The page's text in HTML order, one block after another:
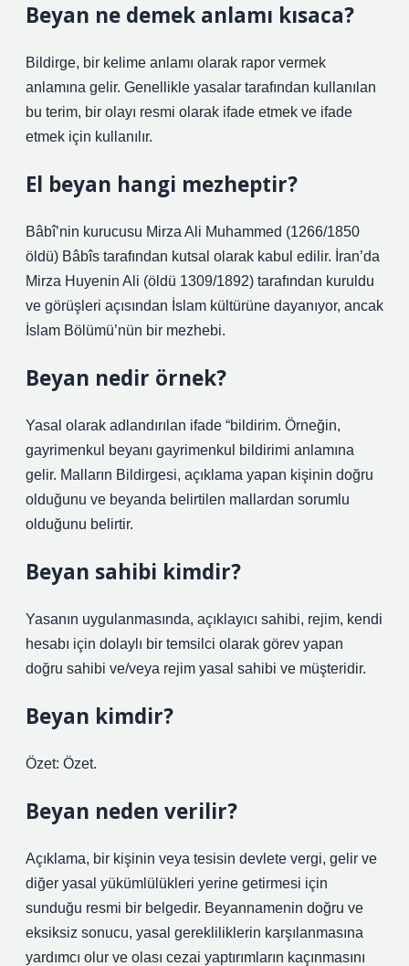
Beyan ne demek anlamı kısaca?
Bildirge, bir kelime anlamı olarak rapor vermek
anlamına gelir. Genellikle yasalar tarafından kullanılan
bu terim, bir olayı resmi olarak ifade etmek ve ifade
etmek için kullanılır.
El beyan hangi mezheptir?
Bâbî’nin kurucusu Mirza Ali Muhammed (1266/1850
öldü) Bâbîs tarafından kutsal olarak kabul edilir. İran’da
Mirza Huyenin Ali (öldü 1309/1892) tarafından kuruldu
ve görüşleri açısından İslam kültürüne dayanıyor, ancak
İslam Bölümü’nün bir mezhebi.
Beyan nedir örnek?
Yasal olarak adlandırılan ifade “bildirim. Örneğin,
gayrimenkul beyanı gayrimenkul bildirimi anlamına
gelir. Malların Bildirgesi, açıklama yapan kişinin doğru
olduğunu ve beyanda belirtilen mallardan sorumlu
olduğunu belirtir.
Beyan sahibi kimdir?
Yasanın uygulanmasında, açıklayıcı sahibi, rejim, kendi
hesabı için dolaylı bir temsilci olarak görev yapan
doğru sahibi ve/veya rejim yasal sahibi ve müşteridir.
Beyan kimdir?
Özet: Özet.
Beyan neden verilir?
Açıklama, bir kişinin veya tesisin devlete vergi, gelir ve
diğer yasal yükümlülükleri yerine getirmesi için
sunduğu resmi bir belgedir. Beyannamenin doğru ve
eksiksiz sonucu, yasal gerekliliklerin karşılanmasına
yardımcı olur ve olası cezai yaptırımların kaçınmasını